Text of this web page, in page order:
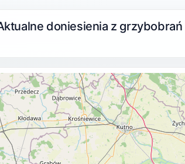
doniesienia z grzybobrań